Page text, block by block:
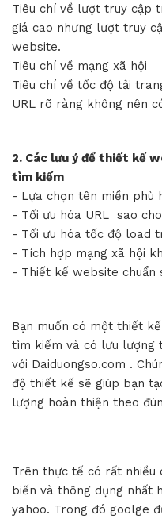
Tiêu chí về lượt truy cập
giá cao nhưng lượt truy
website.
Tiêu chí về mạng xã hội
Tiêu chí về tốc độ tải
URL rõ ràng không nên
2. Các lưu ý để thiết kế
tìm kiếm
- Lựa chọn tên miền phù
- Tối ưu hóa URL sao
- Tối ưu hóa tốc độ load
- Tích hợp mạng xã hội
- Thiết kế website chuẩn
Bạn muốn có một thiết
tìm kiếm và có lưu lượng
với Daiduongso.com .
độ thiết kế sẽ giúp bạn
lượng hoàn thiện theo
Trên thực tế có rất nhiều
biến và thông dụng nhất
yahoo. Trong đó goolge